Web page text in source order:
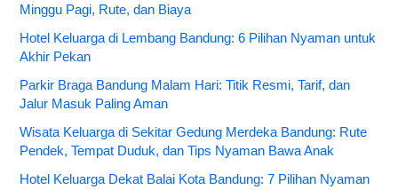
Minggu Pagi, Rute, dan Biaya
Hotel Keluarga di Lembang Bandung: 6 Pilihan Nyaman untuk
Akhir Pekan
Parkir Braga Bandung Malam Hari: Titik Resmi, Tarif, dan
Jalur Masuk Paling Aman
Wisata Keluarga di Sekitar Gedung Merdeka Bandung: Rute
Pendek, Tempat Duduk, dan Tips Nyaman Bawa Anak
Hotel Keluarga Dekat Balai Kota Bandung: 7 Pilihan Nyaman